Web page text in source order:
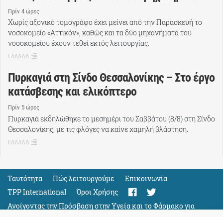
Πρίν 4 ώρες
Χωρίς αξονικό τομογράφο έχει μείνει από την Παρασκευή το
νοσοκομείο «Αττικόν», καθώς και τα δύο μηχανήματα του
νοσοκομείου έχουν τεθεί εκτός λειτουργίας.
ΕΛΛΑΔΑ
Πυρκαγιά στη Σίνδο Θεσσαλονίκης – Στο έργο
κατάσβεσης και ελικόπτερο
Πρίν 5 ώρες
Πυρκαγιά εκδηλώθηκε το μεσημέρι του Σαββάτου (8/8) στη Σίνδο
Θεσσαλονίκης, με τις φλόγες να καίνε χαμηλή βλάστηση.
ΕΛΛΑΔΑ
Ταυτότητα Πώς λειτουργούμε
Eπικοινωνία
TPP International
Όροι Χρήσης
Ανοίγοντας την Πρόσβαση στην Υγεία και το Φάρμακο για
Όλους